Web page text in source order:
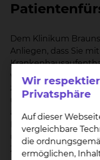
Dem Klinikum
Anliegen, dass Sie
während Ihres
zur Kritik ergeben,
ungewohnten
auf dem Herzen
Person besprechen
unsere
Zeit zu einem
Wir
Privatsphäre
Auf dieser
vergleichbare
die
ermöglichen,